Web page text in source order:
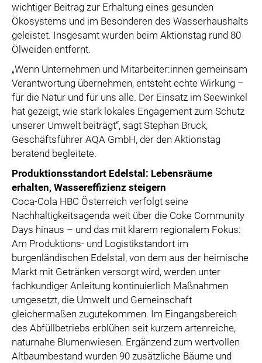
wichtiger Beitrag zur Erhaltung eines gesunden
Ökosystems und im Besonderen des Wasserhaushalts
geleistet. Insgesamt wurden beim Aktionstag rund 80
Ölweiden entfernt.
„Wenn Unternehmen und Mitarbeiter:innen gemeinsam
Verantwortung übernehmen, entsteht echte Wirkung –
für die Natur und für uns alle. Der Einsatz im Seewinkel
hat gezeigt, wie stark lokales Engagement zum Schutz
unserer Umwelt beiträgt“, sagt Stephan Bruck,
Geschäftsführer AQA GmbH, der den Aktionstag
beratend begleitete.
Produktionsstandort Edelstal: Lebensräume
erhalten, Wassereffizienz steigern
Coca-Cola HBC Österreich verfolgt seine
Nachhaltigkeitsagenda weit über die Coke Community
Days hinaus – und das mit klarem regionalem Fokus:
Am Produktions- und Logistikstandort im
burgenländischen Edelstal, von dem aus der heimische
Markt mit Getränken versorgt wird, werden unter
fachkundiger Anleitung kontinuierlich Maßnahmen
umgesetzt, die Umwelt und Gemeinschaft
gleichermaßen zugutekommen. Im Eingangsbereich
des Abfüllbetriebs erblühen seit kurzem artenreiche,
naturnahe Blumenwiesen. Ergänzend zum wertvollen
Altbaumbestand wurden 90 zusätzliche Bäume und